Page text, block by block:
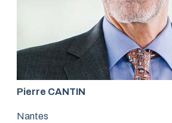
Pierre CANTIN
Nantes